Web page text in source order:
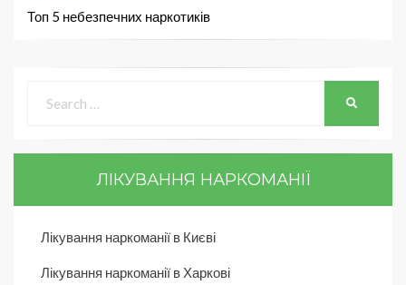
Топ 5 небезпечних наркотиків
ЛІКУВАННЯ НАРКОМАНІЇ
Лікування наркоманії в Києві
Лікування наркоманії в Харкові